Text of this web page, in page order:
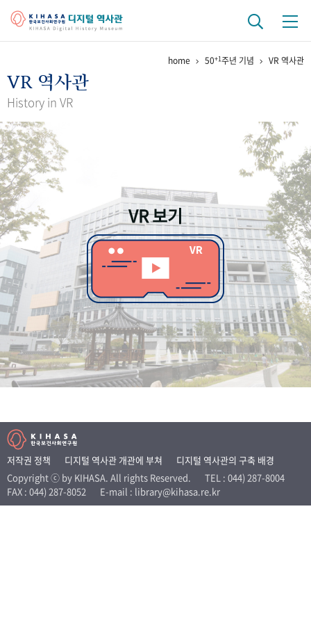
걸어온 길 기관 변천사
연구 역사
정책과 연구
간행물 변천사
기록물 아카이브
사진 아카이브 문서 기록물 행정박물 영상 기록물
50 주년 기념
성과 50선 숫자로 보는 50년 50 +1주년 광장
세계와 함께 한 KIHASA
VR 역사관
home 50+1주년 기념 VR 역사관
VR 역사관
History in VR
VR 보기
저작권 정책 디지털 역사관 개관에 부쳐
디지털 역사관의 구축 배경
Copyright ⓒ by KIHASA. All rights Reserved.
TEL : 044) 287-8004
FAX : 044) 287-8052
E-mail : library@kihasa.re.kr